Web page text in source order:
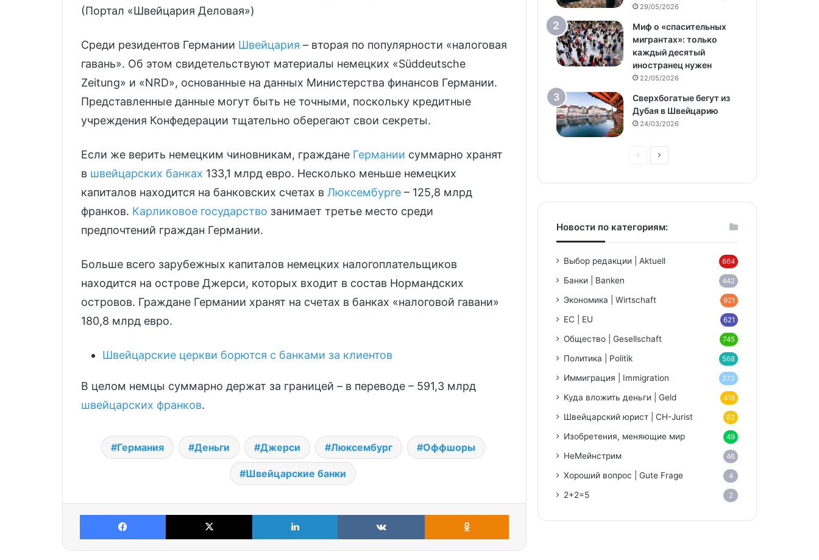
(Портал «Швейцария Деловая»)
Среди резидентов Германии Швейцария – вторая по популярности «налоговая
гавань». Об этом свидетельствуют материалы немецких «Süddeutsche
Zeitung» и «NRD», основанные на данных Министерства финансов Германии.
Представленные данные могут быть не точными, поскольку кредитные
учреждения Конфедерации тщательно оберегают свои секреты.
Если же верить немецким чиновникам, граждане Германии суммарно хранят
в швейцарских банках 133,1 млрд евро. Несколько меньше немецких
капиталов находится на банковских счетах в Люксембурге – 125,8 млрд
франков. Карликовое государство занимает третье место среди
предпочтений граждан Германии.
Больше всего зарубежных капиталов немецких налогоплательщиков
находится на острове Джерси, которых входит в состав Нормандских
островов. Граждане Германии хранят на счетах в банках «налоговой гавани»
180,8 млрд евро.
Швейцарские церкви борются с банками за клиентов
В целом немцы суммарно держат за границей – в переводе – 591,3 млрд
швейцарских франков.
Германия Деньги Джерси Люксембург Оффшоры
Швейцарские банки
Facebook X LinkedIn VKontakte Odnoklassniki
Сверхбогатые бегут из Дубая в
Швейцарию
29/05/2026
Миф о «спасительных
мигрантах»: только
каждый десятый
иностранец нужен
22/05/2026
Сверхбогатые бегут из
Дубая в Швейцарию
24/03/2026
Предыдущая
Следующая
Новости по категориям:
Выбор редакции | Aktuell 664
Банки | Banken 442
Экономика | Wirtschaft 921
ЕС | EU 621
Общество | Gesellschaft 745
Политика | Politik 568
Иммиграция | Immigration 272
Куда вложить деньги | Geld 418
Швейцарский юрист | CH-Jurist 82
Изобретения, меняющие мир 49
НеМейнстрим 46
Хороший вопрос | Gute Frage 4
2+2=5 2